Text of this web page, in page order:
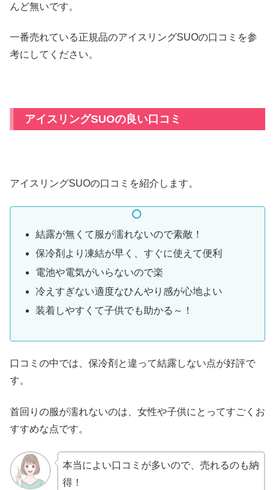
んど無いです。
一番売れている正規品のアイスリングSUOの口コミを参
考にしてください。
アイスリングSUOの良い口コミ
アイスリングSUOの口コミを紹介します。
結露が無くて服が濡れないので素敵！
保冷剤より凍結が早く、すぐに使えて便利
電池や電気がいらないので楽
冷えすぎない適度なひんやり感が心地よい
装着しやすくて子供でも助かる～！
口コミの中では、保冷剤と違って結露しない点が好評で
す。
首回りの服が濡れないのは、女性や子供にとってすごくお
すすめな点です。
本当によい口コミが多いので、売れるのも納
得！